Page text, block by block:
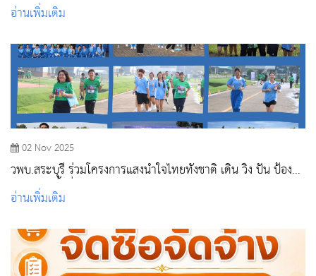
อ่านเพิ่มเติม
02 Nov 2025
วพบ.สระบุรี ร่วมโครงการแสงนำใจไทยทั้งชาติ เดิน วิ่ง ปั่น ป้องกัน
อัมพาต ครั้งที่ 11 เฉลิมพระเกียรติ
อ่านเพิ่มเติม